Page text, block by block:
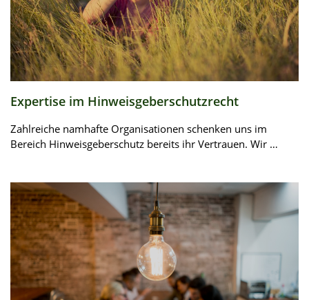
Expertise im Hinweisgeberschutzrecht
Zahlreiche namhafte Organisationen schenken uns im
Bereich Hinweisgeberschutz bereits ihr Vertrauen. Wir …